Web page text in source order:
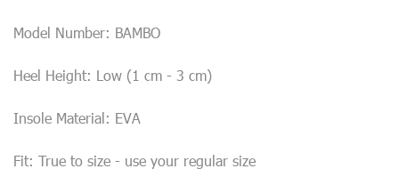
Model Number: BAMBO
Heel Height: Low (1 cm - 3 cm)
Insole Material: EVA
Fit: True to size - use your regular size